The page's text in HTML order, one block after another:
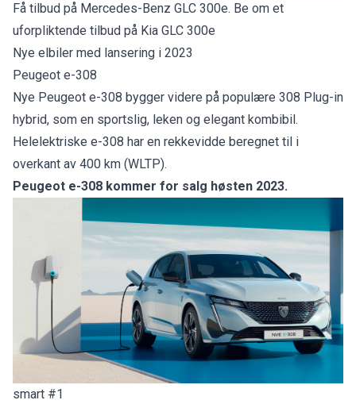
Få tilbud på Mercedes-Benz GLC 300e. Be om et
uforpliktende tilbud på Kia GLC 300e
Nye elbiler med lansering i 2023
Peugeot e-308
Nye Peugeot e-308 bygger videre på populære 308 Plug-in
hybrid, som en sportslig, leken og elegant kombibil.
Helelektriske e-308 har en rekkevidde beregnet til i
overkant av 400 km (WLTP).
Peugeot e-308 kommer for salg høsten 2023.
smart #1